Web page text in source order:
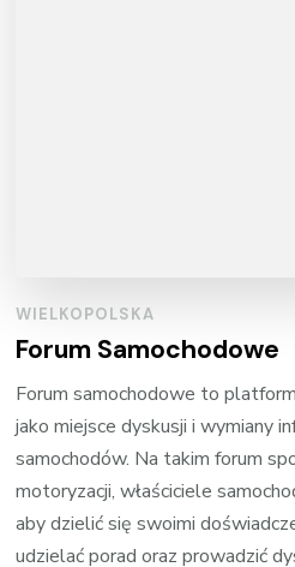
WIELKOPOLSKA
Forum Samochodowe
Forum samochodowe to
jako miejsce dyskusji i wymiany
samochodów. Na takim forum
motoryzacji, właściciele
aby dzielić się swoimi
udzielać porad oraz prowadzić